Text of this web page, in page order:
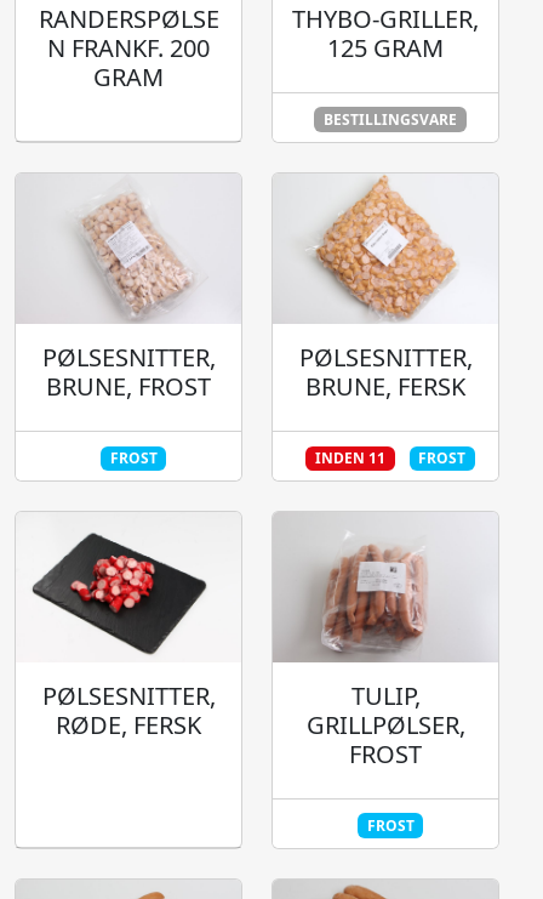
RANDERSPØLSE
N FRANKF. 200
GRAM
THYBO-GRILLER,
125 GRAM
BESTILLINGSVARE
PØLSESNITTER,
BRUNE, FROST
FROST
PØLSESNITTER,
BRUNE, FERSK
INDEN 11 FROST
PØLSESNITTER,
RØDE, FERSK
TULIP,
GRILLPØLSER,
FROST
FROST